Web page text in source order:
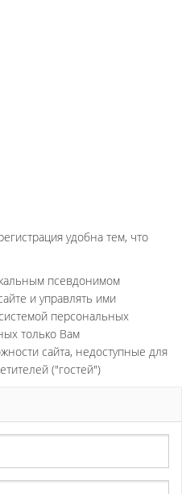
удобна тем, что
псевдонимом
и управлять ими
персональных
только Вам
сайта, недоступные для
("гостей")